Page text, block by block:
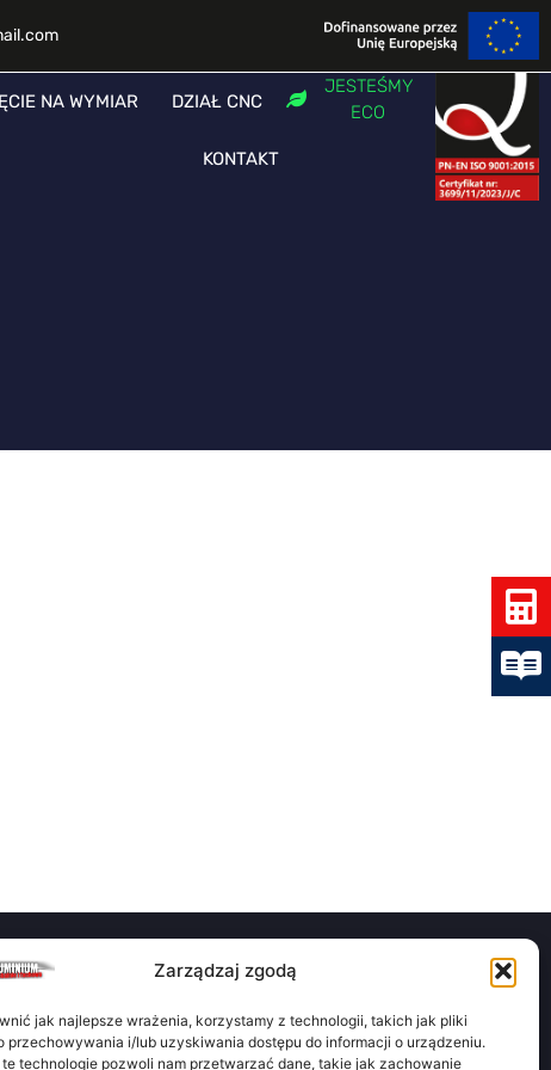
Zarządzaj zgodą
jak najlepsze wrażenia, korzystamy z technologii, takich jak pliki
przechowywania i/lub uzyskiwania dostępu do informacji o urządzeniu.
te technologie pozwoli nam przetwarzać dane, takie jak zachowanie
NA WYMIAR DZIAŁ CNC
KONTAKT
JESTEŚMY
ECO
jest darmową aplikacją do obliczania wagi teoretycznej
oraz przesyłania zapytań ofertowych dotyczących materiałów